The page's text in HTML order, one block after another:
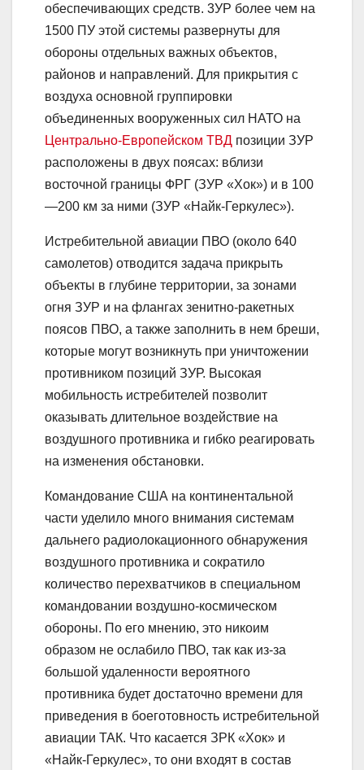
обеспечивающих средств. 3УР более чем на
1500 ПУ этой системы развернуты для
обороны отдельных важных объектов,
районов и направлений. Для прикрытия с
воздуха основной группировки
объединенных вооруженных сил НАТО на
Центрально-Европейском ТВД позиции ЗУР
расположены в двух поясах: вблизи
восточной границы ФРГ (ЗУР «Хок») и в 100
—200 км за ними (ЗУР «Найк-Геркулес»).
Истребительной авиации ПВО (около 640
самолетов) отводится задача прикрыть
объекты в глубине территории, за зонами
огня ЗУР и на флангах зенитно-ракетных
поясов ПВО, а также заполнить в нем бреши,
которые могут возникнуть при уничтожении
противником позиций ЗУР. Высокая
мобильность истребителей позволит
оказывать длительное воздействие на
воздушного противника и гибко реагировать
на изменения обстановки.
Командование США на континентальной
части уделило много внимания системам
дальнего радиолокационного обнаружения
воздушного противника и сократило
количество перехватчиков в специальном
командовании воздушно-космическом
обороны. По его мнению, это никоим
образом не ослабило ПВО, так как из-за
большой удаленности вероятного
противника будет достаточно времени для
приведения в боеготовность истребительной
авиации ТАК. Что касается ЗРК «Хок» и
«Найк-Геркулес», то они входят в состав